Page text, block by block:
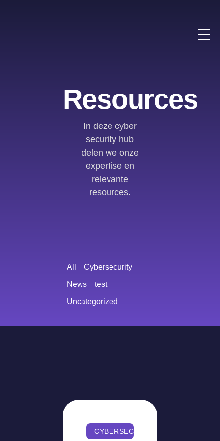
Resources
In deze cyber
security hub
delen we onze
expertise en
relevante
resources.
Cybersecurity
News test
Uncategorized
All
CYBERSECURITY